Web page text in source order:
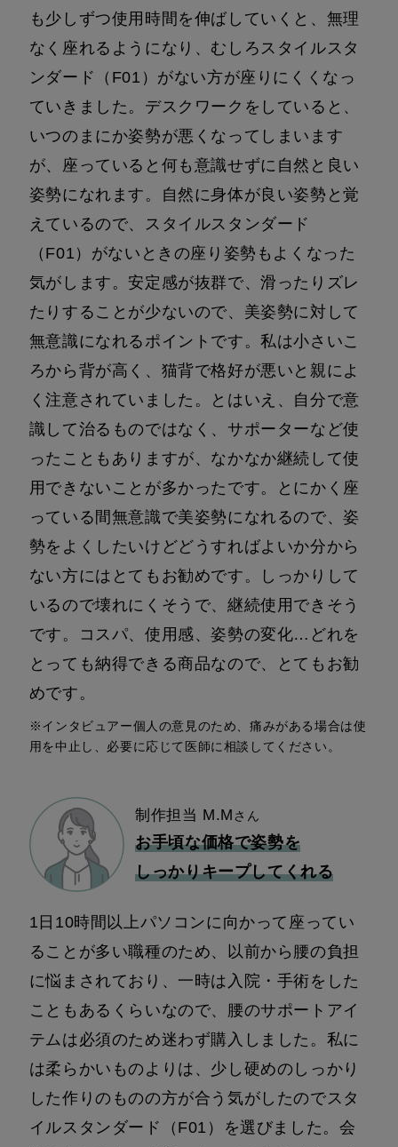
も少しずつ使用時間を伸ばしていくと、無理
なく座れるようになり、むしろスタイルスタ
ンダード（F01）がない方が座りにくくなっ
ていきました。デスクワークをしていると、
いつのまにか姿勢が悪くなってしまいます
が、座っていると何も意識せずに自然と良い
姿勢になれます。自然に身体が良い姿勢と覚
えているので、スタイルスタンダード
（F01）がないときの座り姿勢もよくなった
気がします。安定感が抜群で、滑ったりズレ
たりすることが少ないので、美姿勢に対して
無意識になれるポイントです。私は小さいこ
ろから背が高く、猫背で格好が悪いと親によ
く注意されていました。とはいえ、自分で意
識して治るものではなく、サポーターなど使
ったこともありますが、なかなか継続して使
用できないことが多かったです。とにかく座
っている間無意識で美姿勢になれるので、姿
勢をよくしたいけどどうすればよいか分から
ない方にはとてもお勧めです。しっかりして
いるので壊れにくそうで、継続使用できそう
です。コスパ、使用感、姿勢の変化…どれを
とっても納得できる商品なので、とてもお勧
めです。
※インタビュアー個人の意見のため、痛みがある場合は使
用を中止し、必要に応じて医師に相談してください。
制作担当 M.M さん
お手頃な価格で姿勢を
しっかりキープしてくれる
1日10時間以上パソコンに向かって座ってい
ることが多い職種のため、以前から腰の負担
に悩まされており、一時は入院・手術をした
こともあるくらいなので、腰のサポートアイ
テムは必須のため迷わず購入しました。私に
は柔らかいものよりは、少し硬めのしっかり
した作りのものの方が合う気がしたのでスタ
イルスタンダード（F01）を選びました。会